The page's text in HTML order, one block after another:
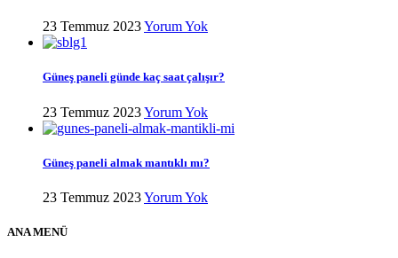
23 Temmuz 2023Yorum Yok
Güneş paneli günde kaç saat çalışır?
23 Temmuz 2023Yorum Yok
Güneş paneli almak mantıklı mı?
23 Temmuz 2023Yorum Yok
ANA MENÜ